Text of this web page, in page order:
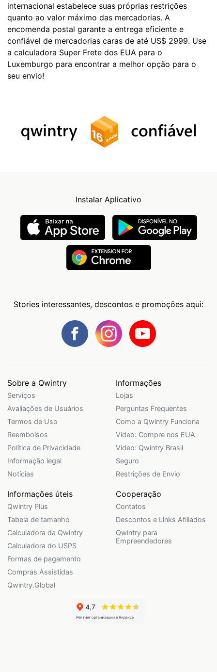
internacional estabelece suas próprias restrições
quanto ao valor máximo das mercadorias. A
encomenda postal garante a entrega eficiente e
confiável de mercadorias caras de até US$ 2999. Use
a calculadora Super Frete dos EUA para o
Luxemburgo para encontrar a melhor opção para o
seu envio!
Instalar Aplicativo
Stories interessantes, descontos e promoções aqui:
Sobre a Qwintry
Serviços
Avaliações de Usuários
Termos de Uso
Reembolsos
Política de Privacidade
Informação legal
Notícias
Informações
Lojas
Perguntas Frequentes
Como a Qwintry Funciona
Video: Compre nos EUA
Video: Qwintry Brasil
Seguro
Restrições de Envio
Informações úteis
Qwintry Plus
Tabela de tamanho
Calculadora da Qwintry
Calculadora do USPS
Formas de pagamento
Compras Assistidas
Qwintry.Global
Cooperação
Contatos
Descontos e Links Afiliados
Qwintry para
Empreendedores